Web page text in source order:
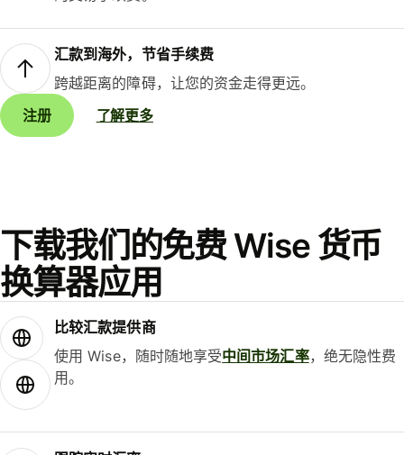
汇款到海外，节省手续费
跨越距离的障碍，让您的资金走得更远。
注册
了解更多
下载我们的免费 Wise 货币
换算器应用
比较汇款提供商
使用 Wise，随时随地享受中间市场汇率，绝无隐性费
用。